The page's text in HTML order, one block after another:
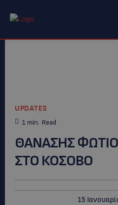
UPDATES
1 min. Read
ΘΑΝΑΣΗΣ
ΣΤΟ ΚΟΣΟΒΟ
15